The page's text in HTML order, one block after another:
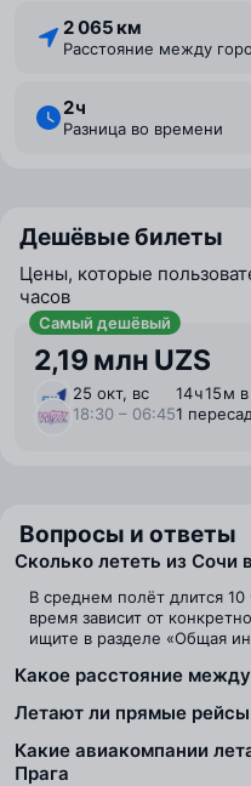
2 065 км
Расстояние между
2 ⁠ч
Разница во времени
Дешёвые билеты
Цены, которые
часов
Самый дешёвый
2,19 млн UZS
25 окт, вс
18:30 – 06:45
14 ⁠ч 15 ⁠м
1
Вопросы и ответы
Сколько лететь из Сочи
В среднем полёт длится
время зависит от
ищите в разделе «Общая
Какое расстояние
Летают ли прямые рейсы
Какие авиакомпании
Прага